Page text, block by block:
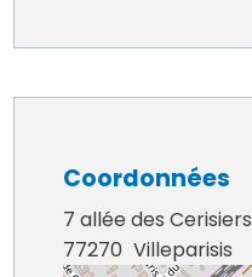
Coordonnées
7 allée des Cerisiers
77270 Villeparisis